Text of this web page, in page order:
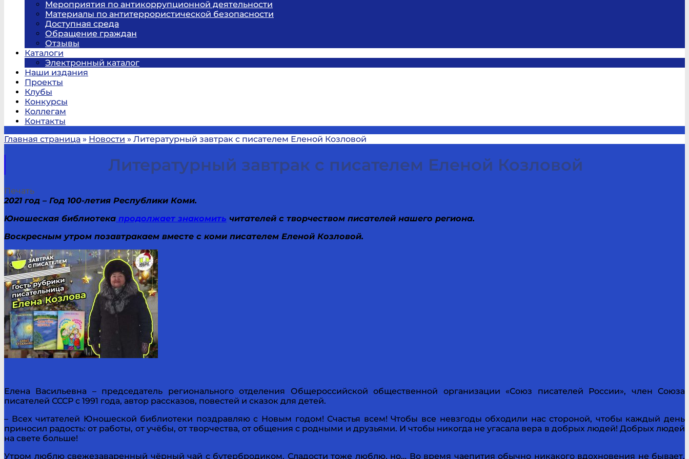
Мероприятия по антикоррупционной деятельности
Материалы по антитеррористической безопасности
Доступная среда
Обращение граждан
Отзывы
Каталоги
Электронный каталог
Наши издания
Проекты
Клубы
Конкурсы
Коллегам
Контакты
Главная страница » Новости » Литературный завтрак с писателем Еленой Козловой
Литературный завтрак с писателем Еленой Козловой
Печать
2021 год – Год 100-летия Республики Коми.
Юношеская библиотека продолжает знакомить читателей с творчеством писателей нашего региона.
Воскресным утром позавтракаем вместе с коми писателем Еленой Козловой.
Елена Васильевна – председатель регионального отделения Общероссийской общественной организации «Союз писателей России», член Союза
писателей СССР с 1991 года, автор рассказов, повестей и сказок для детей.
– Всех читателей Юношеской библиотеки поздравляю с Новым годом! Счастья всем! Чтобы все невзгоды обходили нас стороной, чтобы каждый день
приносил радость: от работы, от учёбы, от творчества, от общения с родными и друзьями. И чтобы никогда не угасала вера в добрых людей! Добрых людей
на свете больше!
Утром люблю свежезаваренный чёрный чай с бутербродиком. Сладости тоже люблю, но… Во время чаепития обычно никакого вдохновения не бывает.